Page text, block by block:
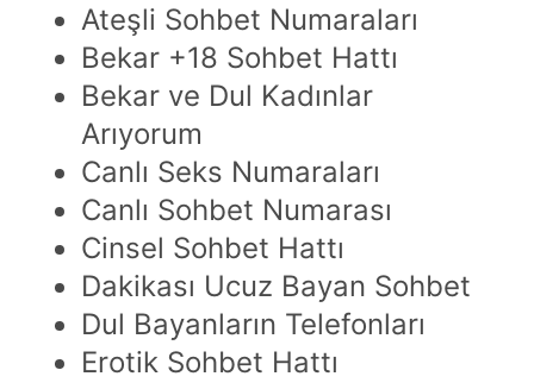
Ateşli Sohbet Numaraları
Bekar +18 Sohbet Hattı
Bekar ve Dul Kadınlar
Arıyorum
Canlı Seks Numaraları
Canlı Sohbet Numarası
Cinsel Sohbet Hattı
Dakikası Ucuz Bayan Sohbet
Dul Bayanların Telefonları
Erotik Sohbet Hattı